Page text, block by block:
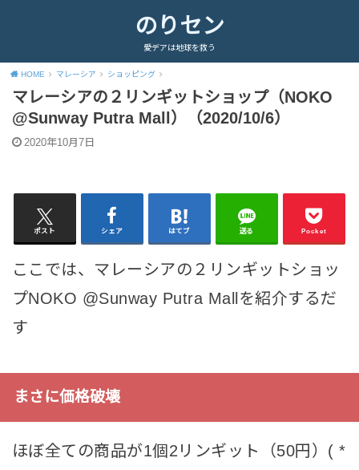
のりセン
愛デアは地球を救う
HOME マレーシア ショッピング
マレーシアの２リンギットショップ（NOKO
@Sunway Putra Mall）（2020/10/6）
2020年10月7日
ポスト シェア はてブ 送る Pocket
ここでは、マレーシアの２リンギットショッ
プNOKO @Sunway Putra Mallを紹介するだ
す
まさに価格破壊
ほぼ全ての商品が1個2リンギット（50円）( *